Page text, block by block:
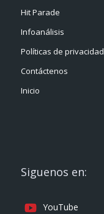
Hit Parade
Infoanálisis
Políticas de privacidad
Contáctenos
Inicio
Siguenos en:
YouTube